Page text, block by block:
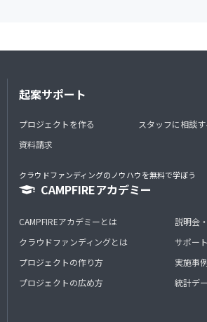
起案サポート
プロジェクトを作る
資料請求
スタッフに相談す
クラウドファンディングのノウハウを無料で学ぼう
CAMPFIREアカデミー
CAMPFIREアカデミーとは
クラウドファンディングとは
プロジェクトの作り方
プロジェクトの広め方
説明会
サポー
実施事例
統計デ